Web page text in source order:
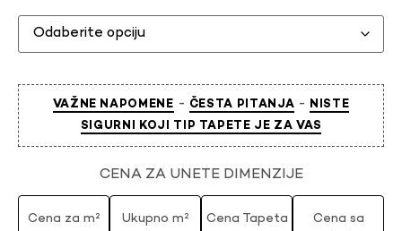
VAŽNE NAPOMENE - ČESTA PITANJA - NISTE
SIGURNI KOJI TIP TAPETE JE ZA VAS
CENA ZA UNETE DIMENZIJE
Cena za m² Ukupno m² Cena Tapeta
Cena sa